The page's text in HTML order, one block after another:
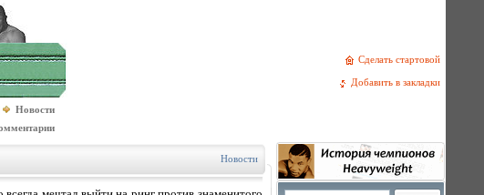
Сделать стартовой
Добавить в закладки
Новости
Новости